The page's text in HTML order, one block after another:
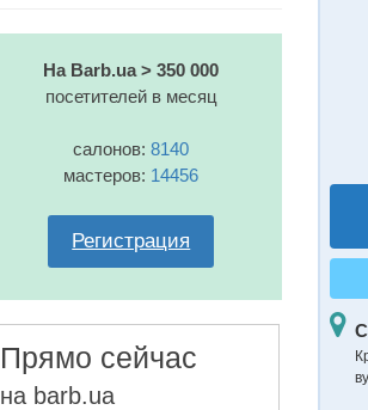
На Barb.ua > 350 000
посетителей в месяц
салонов:8140
мастеров: 14456
Регистрация
Прямо сейчас
на barb.ua